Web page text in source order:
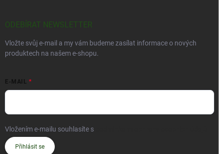
ODEBÍRAT NEWSLETTER
Vložte svůj e-mail a my vám budeme zasílat informace o nových
produktech na našem e-shopu.
E-MAIL
Vložením e-mailu souhlasíte s
Přihlásit se